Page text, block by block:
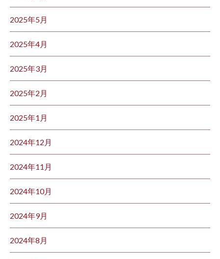
2025年5月
2025年4月
2025年3月
2025年2月
2025年1月
2024年12月
2024年11月
2024年10月
2024年9月
2024年8月